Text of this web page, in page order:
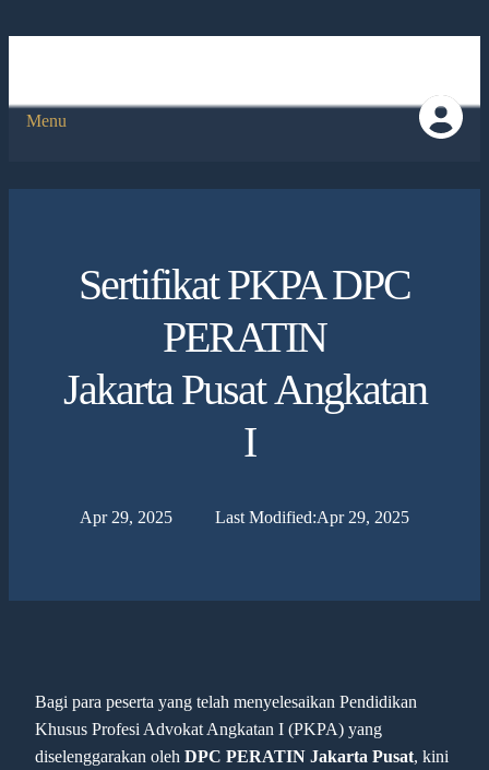
Menu
Sertifikat PKPA DPC
PERATIN
Jakarta Pusat Angkatan
I
Apr 29, 2025 Last Modified:Apr 29, 2025
Bagi para peserta yang telah menyelesaikan Pendidikan
Khusus Profesi Advokat Angkatan I (PKPA) yang
diselenggarakan oleh DPC PERATIN Jakarta Pusat, kini